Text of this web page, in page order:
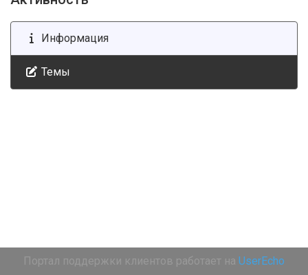
Информация
Темы
Портал поддержки клиентов работает на UserEcho